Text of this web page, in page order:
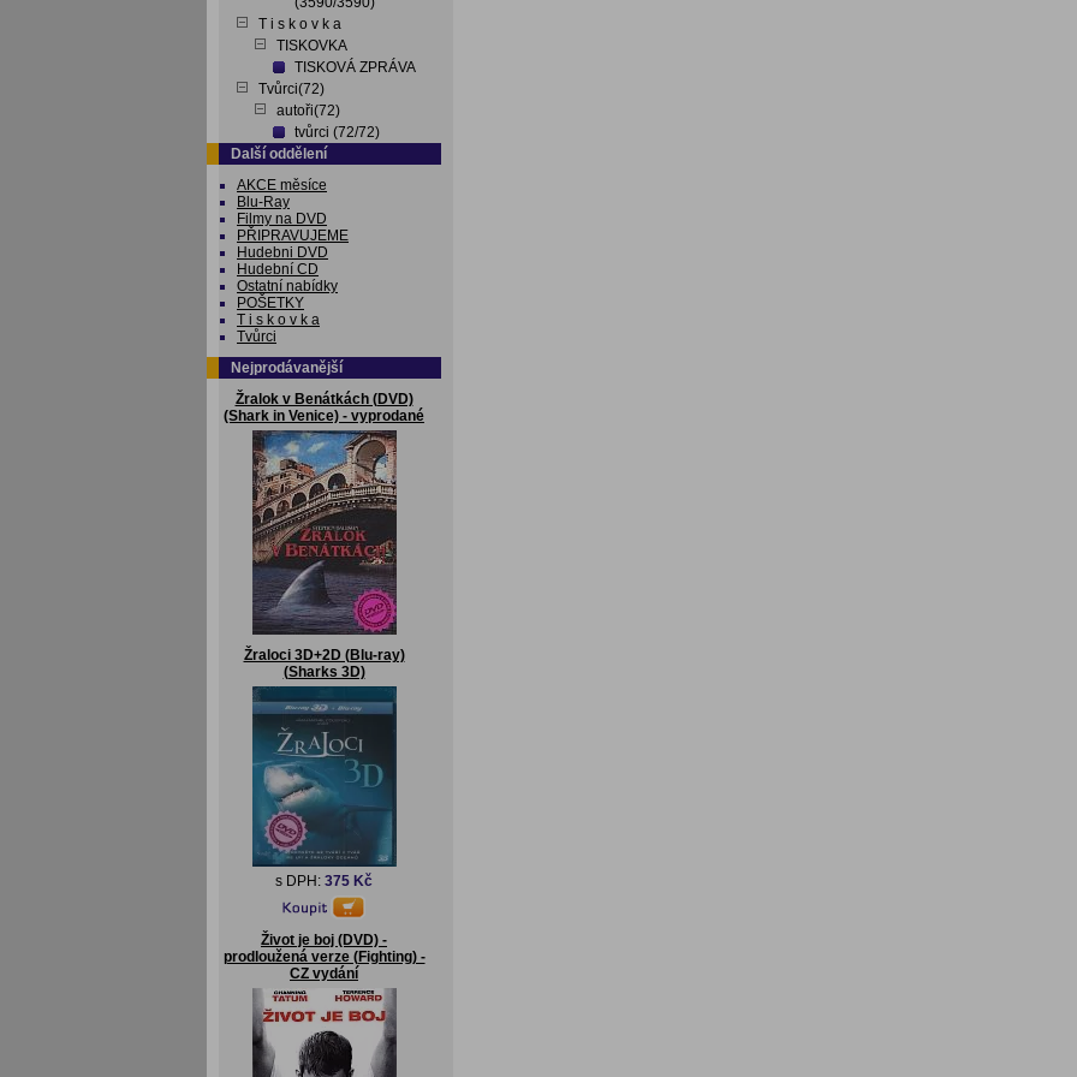
T i s k o v k a
TISKOVKA
TISKOVÁ ZPRÁVA
Tvůrci(72)
autoři(72)
tvůrci (72/72)
Další oddělení
AKCE měsíce
Blu-Ray
Filmy na DVD
PŘIPRAVUJEME
Hudebni DVD
Hudební CD
Ostatní nabídky
POŠETKY
T i s k o v k a
Tvůrci
Nejprodávanější
Žralok v Benátkách (DVD)
(Shark in Venice) - vyprodané
Žraloci 3D+2D (Blu-ray)
(Sharks 3D)
s DPH: 375 Kč
Život je boj (DVD) -
prodloužená verze (Fighting) -
CZ vydání